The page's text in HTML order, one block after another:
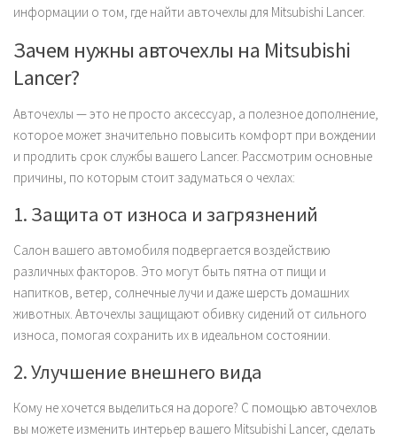
информации о том, где найти авточехлы для Mitsubishi Lancer.
Зачем нужны авточехлы на Mitsubishi
Lancer?
Авточехлы — это не просто аксессуар, а полезное дополнение,
которое может значительно повысить комфорт при вождении
и продлить срок службы вашего Lancer. Рассмотрим основные
причины, по которым стоит задуматься о чехлах:
1. Защита от износа и загрязнений
Салон вашего автомобиля подвергается воздействию
различных факторов. Это могут быть пятна от пищи и
напитков, ветер, солнечные лучи и даже шерсть домашних
животных. Авточехлы защищают обивку сидений от сильного
износа, помогая сохранить их в идеальном состоянии.
2. Улучшение внешнего вида
Кому не хочется выделиться на дороге? С помощью авточехлов
вы можете изменить интерьер вашего Mitsubishi Lancer, сделать